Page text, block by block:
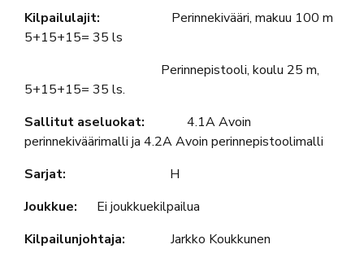
Kilpailulajit: Perinnekivääri, makuu 100 m
5+15+15= 35 ls
Perinnepistooli, koulu 25 m,
5+15+15= 35 ls.
Sallitut aseluokat: 4.1A Avoin
perinnekiväärimalli ja 4.2A Avoin perinnepistoolimalli
Sarjat: H
Joukkue: Ei joukkuekilpailua
Kilpailunjohtaja: Jarkko Koukkunen